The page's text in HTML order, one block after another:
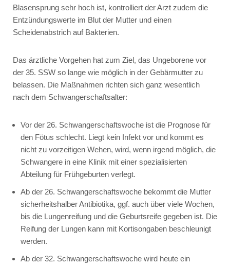
Blasensprung sehr hoch ist, kontrolliert der Arzt zudem die
Entzündungswerte im Blut der Mutter und einen
Scheidenabstrich auf Bakterien.
Das ärztliche Vorgehen hat zum Ziel, das Ungeborene vor
der 35. SSW so lange wie möglich in der Gebärmutter zu
belassen. Die Maßnahmen richten sich ganz wesentlich
nach dem Schwangerschaftsalter:
Vor der 26. Schwangerschaftswoche ist die Prognose für
den Fötus schlecht. Liegt kein Infekt vor und kommt es
nicht zu vorzeitigen Wehen, wird, wenn irgend möglich, die
Schwangere in eine Klinik mit einer spezialisierten
Abteilung für Frühgeburten verlegt.
Ab der 26. Schwangerschaftswoche bekommt die Mutter
sicherheitshalber Antibiotika, ggf. auch über viele Wochen,
bis die Lungenreifung und die Geburtsreife gegeben ist. Die
Reifung der Lungen kann mit Kortisongaben beschleunigt
werden.
Ab der 32. Schwangerschaftswoche wird heute ein